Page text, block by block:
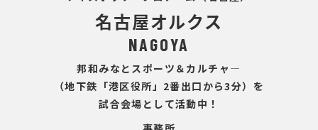
名古屋オルクス
NAGOYA
邦和みなとスポーツ＆カルチャ―
（地下鉄「港区役所」2番出口から3分）を
試合会場として活動中！